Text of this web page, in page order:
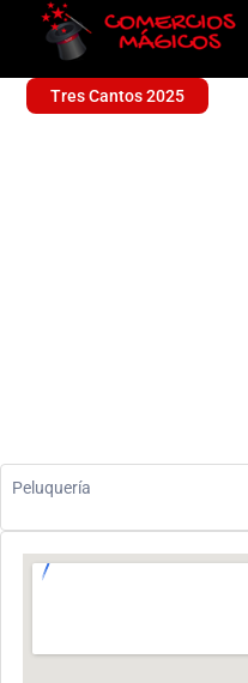
Tres Cantos 2025
Peluquería